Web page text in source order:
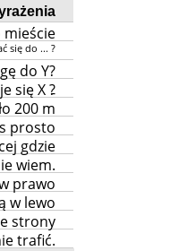
mieście
się do ... ?
do Y?
-
się X ?
200 m
prosto
gdzie
wiem.
prawo
w lewo
strony
trafić.